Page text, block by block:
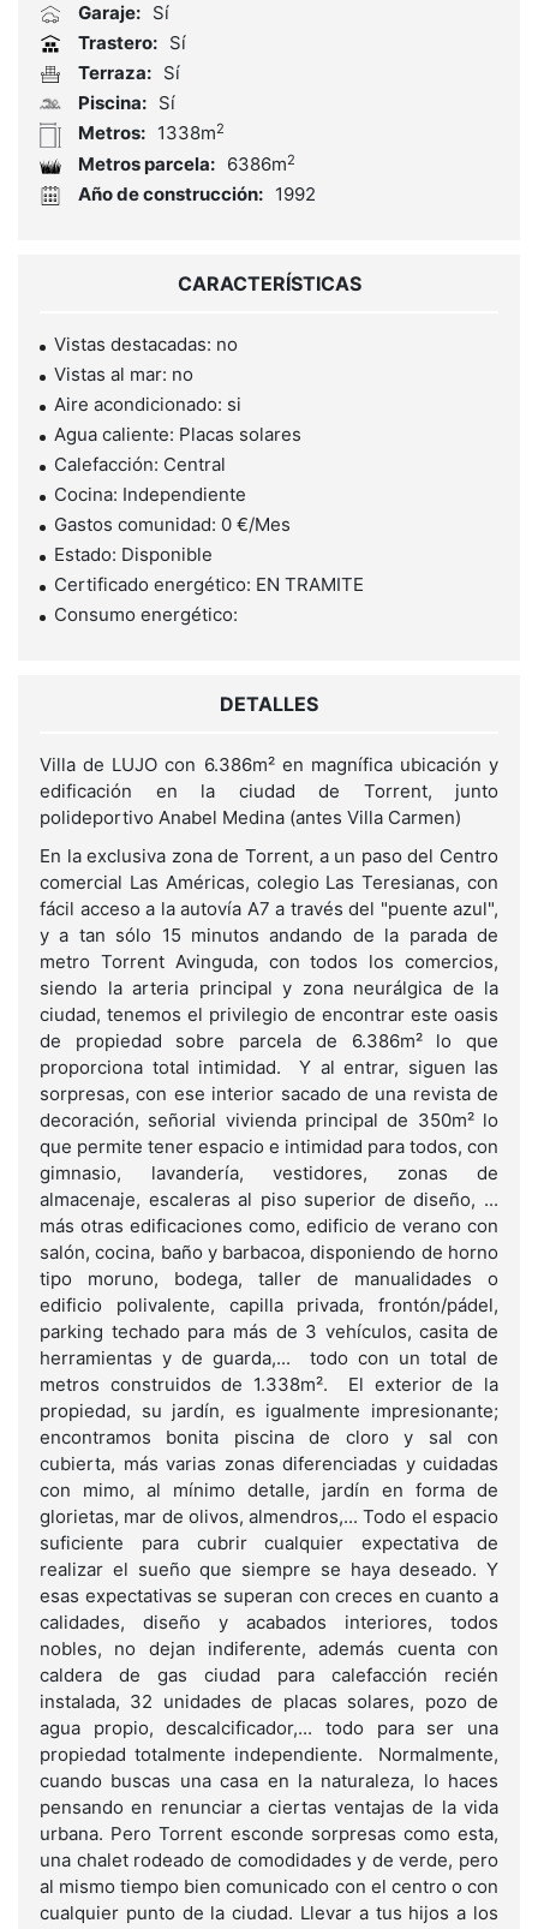
Garaje: Sí
Trastero: Sí
Terraza: Sí
Piscina: Sí
Metros: 1338m2
Metros parcela: 6386m2
Año de construcción: 1992
CARACTERÍSTICAS
Vistas destacadas: no
Vistas al mar: no
Aire acondicionado: si
Agua caliente: Placas solares
Calefacción: Central
Cocina: Independiente
Gastos comunidad: 0 €/Mes
Estado: Disponible
Certificado energético: EN TRAMITE
Consumo energético:
DETALLES
Villa de LUJO con 6.386m² en magnífica ubicación y
edificación en la ciudad de Torrent, junto
polideportivo Anabel Medina (antes Villa Carmen)
En la exclusiva zona de Torrent, a un paso del Centro
comercial Las Américas, colegio Las Teresianas, con
fácil acceso a la autovía A7 a través del "puente azul",
y a tan sólo 15 minutos andando de la parada de
metro Torrent Avinguda, con todos los comercios,
siendo la arteria principal y zona neurálgica de la
ciudad, tenemos el privilegio de encontrar este oasis
de propiedad sobre parcela de 6.386m² lo que
proporciona total intimidad. Y al entrar, siguen las
sorpresas, con ese interior sacado de una revista de
decoración, señorial vivienda principal de 350m² lo
que permite tener espacio e intimidad para todos, con
gimnasio, lavandería, vestidores, zonas de
almacenaje, escaleras al piso superior de diseño, ...
más otras edificaciones como, edificio de verano con
salón, cocina, baño y barbacoa, disponiendo de horno
tipo moruno, bodega, taller de manualidades o
edificio polivalente, capilla privada, frontón/pádel,
parking techado para más de 3 vehículos, casita de
herramientas y de guarda,... todo con un total de
metros construidos de 1.338m². El exterior de la
propiedad, su jardín, es igualmente impresionante;
encontramos bonita piscina de cloro y sal con
cubierta, más varias zonas diferenciadas y cuidadas
con mimo, al mínimo detalle, jardín en forma de
glorietas, mar de olivos, almendros,... Todo el espacio
suficiente para cubrir cualquier expectativa de
realizar el sueño que siempre se haya deseado. Y
esas expectativas se superan con creces en cuanto a
calidades, diseño y acabados interiores, todos
nobles, no dejan indiferente, además cuenta con
caldera de gas ciudad para calefacción recién
instalada, 32 unidades de placas solares, pozo de
agua propio, descalcificador,... todo para ser una
propiedad totalmente independiente. Normalmente,
cuando buscas una casa en la naturaleza, lo haces
pensando en renunciar a ciertas ventajas de la vida
urbana. Pero Torrent esconde sorpresas como esta,
una chalet rodeado de comodidades y de verde, pero
al mismo tiempo bien comunicado con el centro o con
cualquier punto de la ciudad. Llevar a tus hijos a los